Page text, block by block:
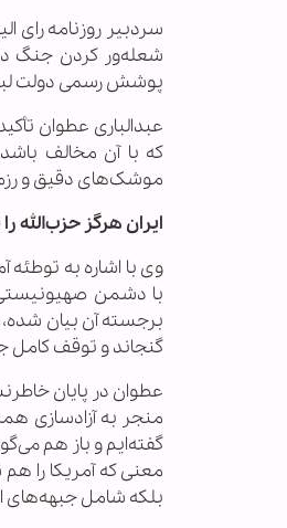
سردبیر روزنامه رای
شعله‌ور کردن جنگ
پوشش رسمی دولت
عبدالباری عطوان
که با آن مخالف
موشک‌های دقیق و
ایران هرگز حزب‌الله
وی با اشاره به
با دشمن صهیونیستی
برجسته آن بیان شده،
گنجاند و توقف کامل
گفته‌ایم و باز هم
معنی که آمریکا را
بلکه شامل جبهه‌های